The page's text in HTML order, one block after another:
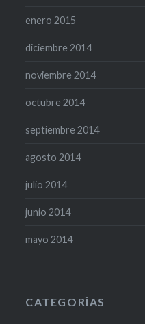
enero 2015
diciembre 2014
noviembre 2014
octubre 2014
septiembre 2014
agosto 2014
julio 2014
junio 2014
mayo 2014
CATEGORÍAS